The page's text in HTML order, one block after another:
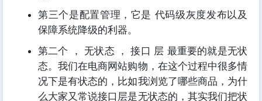
第三个是配置管理，它是 代码级灰度发布以及
保障系统降级的利器。
第二个 ， 无状态 ， 接口 层 最重要的就是无状
态。我们在电商网站购物，在这个过程中很多情
况下是有状态的，比如我浏览了哪些商品，为什
么大家又常说接口层是无状态的，其实我们把状